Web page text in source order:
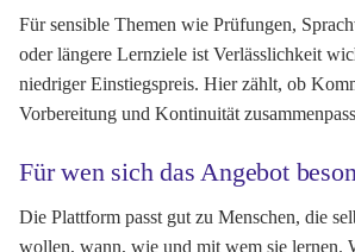
Für sensible Themen wie Prüfungen,
oder längere Lernziele ist Verlässlichkeit
niedriger Einstiegspreis. Hier zählt, ob
Vorbereitung und Kontinuität
Für wen sich das Angebot
Die Plattform passt gut zu Menschen, die
wollen, wann, wie und mit wem sie lernen.